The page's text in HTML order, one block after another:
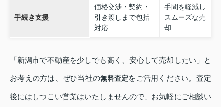
手続き支援
価格交渉・契約・
引き渡しまで包括
対応
手間を軽減し
スムーズな売
却
「新潟市で不動産を少しでも高く、安心して売却したい」と
お考えの方は、ぜひ当社の無料査定をご活用ください。査定
後にはしつこい営業はいたしませんので、お気軽にご相談い